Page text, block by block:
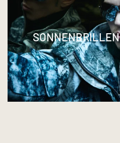
SONNENBRILLEN